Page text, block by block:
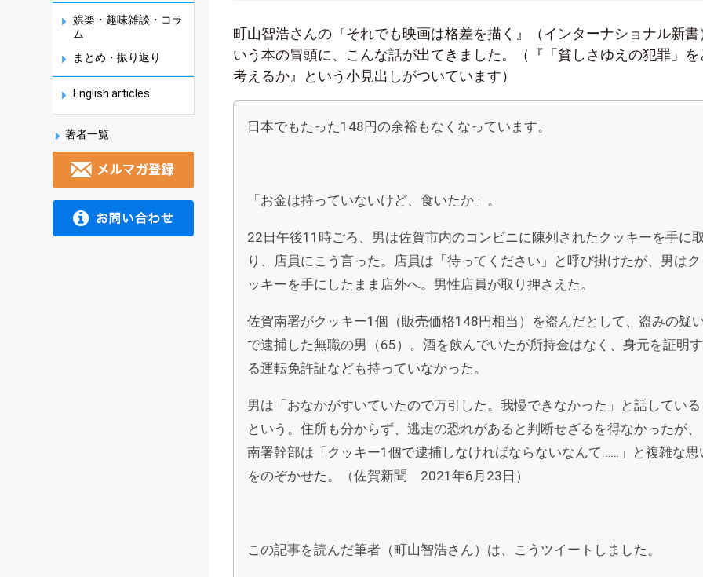
娯楽・趣味雑談・コラ
ム
まとめ・振り返り
English articles
著者一覧
町山智浩さんの『それでも映画は格差を描く』（インターナショナル新書
いう本の冒頭に、こんな話が出てきました。（『「貧しさゆえの犯罪」を
考えるか』という小見出しがついています）
日本でもたった148円の余裕もなくなっています。
「お金は持っていないけど、食いたか」。
22日午後11時ごろ、男は佐賀市内のコンビニに陳列されたクッキーを手に
り、店員にこう言った。店員は「待ってください」と呼び掛けたが、男はク
ッキーを手にしたまま店外へ。男性店員が取り押さえた。
佐賀南署がクッキー1個（販売価格148円相当）を盗んだとして、盗みの疑
で逮捕した無職の男（65）。酒を飲んでいたが所持金はなく、身元を証明す
る運転免許証なども持っていなかった。
男は「おなかがすいていたので万引した。我慢できなかった」と話している
という。住所も分からず、逃走の恐れがあると判断せざるを得なかったが、
南署幹部は「クッキー1個で逮捕しなければならないなんて……」と複雑な思
をのぞかせた。（佐賀新聞 2021年6月23日）
この記事を読んだ筆者（町山智浩さん）は、こうツイートしました。